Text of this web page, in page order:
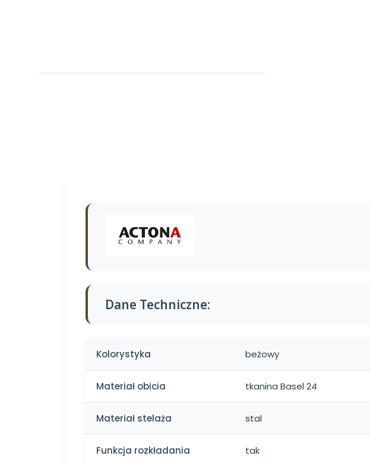
Dane Techniczne:
Kolorystyka beżowy
Materiał obicia tkanina Basel 24
Materiał stelaża stal
Funkcja rozkładania tak